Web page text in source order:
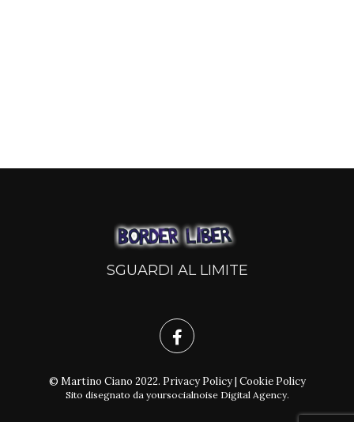
SGUARDI AL LIMITE
© Martino Ciano 2022. Privacy Policy| Cookie Policy
Sito disegnato da yoursocialnoise Digital Agency.